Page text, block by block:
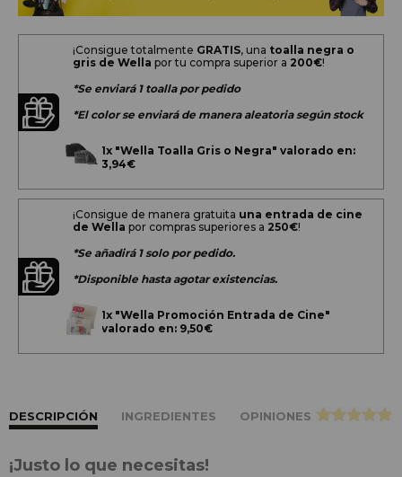
¡Consigue totalmente GRATIS, una toalla negra o
gris de Wella por tu compra superior a 200€!
*Se enviará 1 toalla por pedido
*El color se enviará de manera aleatoria según stock
1x "Wella Toalla Gris o Negra" valorado en:
3,94€
¡Consigue de manera gratuita una entrada de cine
de Wella por compras superiores a 250€!
*Se añadirá 1 solo por pedido.
*Disponible hasta agotar existencias.
1x "Wella Promoción Entrada de Cine"
valorado en: 9,50€
DESCRIPCIÓN INGREDIENTES OPINIONES >
¡Justo lo que necesitas!